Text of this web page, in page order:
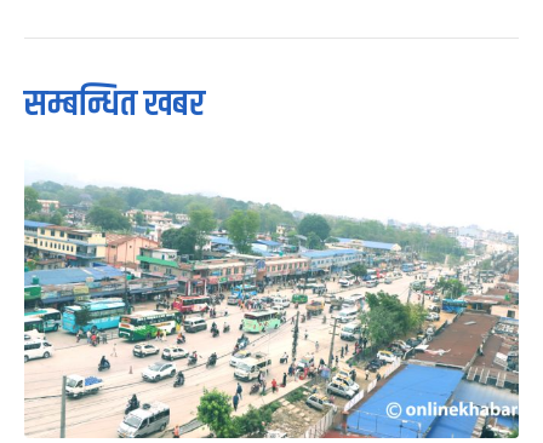
सम्बन्धित खबर